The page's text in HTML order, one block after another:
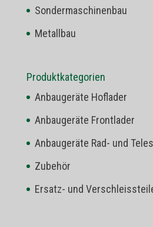
Sondermaschinenbau
Metallbau
Produktkategorien
Anbaugeräte Hoflader
Anbaugeräte Frontlader
Anbaugeräte Rad- und
Zubehör
Ersatz- und